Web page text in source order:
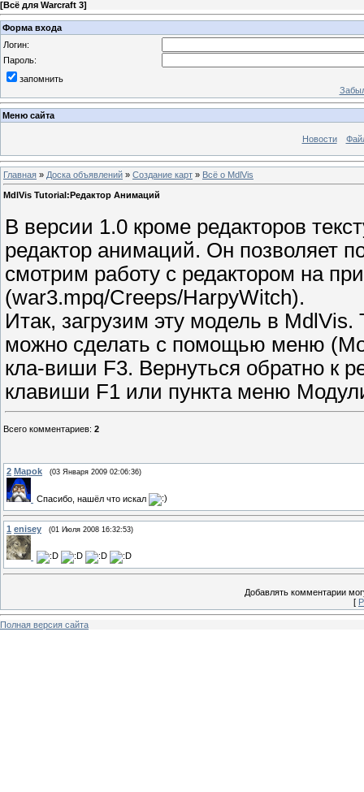
[Всё для Warcraft 3]
Форма входа
Логин:
Пароль:
запомнить
Меню сайта
Новости
Главная » Доска объявлений » Создание карт » Всё о MdlVis
MdlVis Tutorial:Редактор Анимаций
В версии 1.0 кроме редакторов
редактор анимаций. Он позволяет
смотрим работу с редактором на
(war3.mpq/Creeps/HarpyWitch).
Итак, загрузим эту модель в
можно сделать с помощью меню
кла-виши F3. Вернуться обратно к
клавиши F1 или пункта меню
Всего комментариев: 2
2 Mapok (03 Января 2009 02:06:36)
Спасибо, нашёл что искал
1 enisey (01 Июля 2008 16:32:53)
Добавлять комментарии
[
Полная версия сайта